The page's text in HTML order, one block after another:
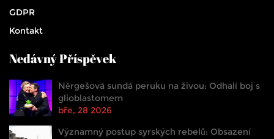
GDPR
Kontakt
Nedávný Příspěvek
Něrgešová sundá peruku na živou: Odhalí boj s
glioblastomem
bře, 28 2026
Významný postup syrských rebelů: Obsazení